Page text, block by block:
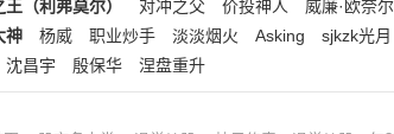
（利弗莫尔）
对冲之父 价投神人 威廉·欧奈尔
神
杨威 职业炒手 淡淡烟火 Asking sjkzk光月
沈昌宇 殷保华 涅盘重升